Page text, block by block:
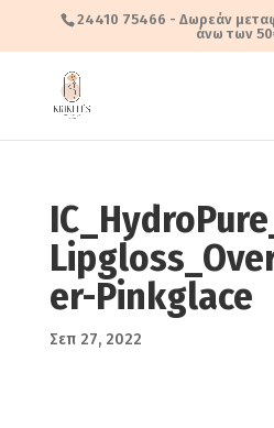
24410 75466 - Δωρεάν
άνω των
er-Pinkglace
Σεπ 27, 2022